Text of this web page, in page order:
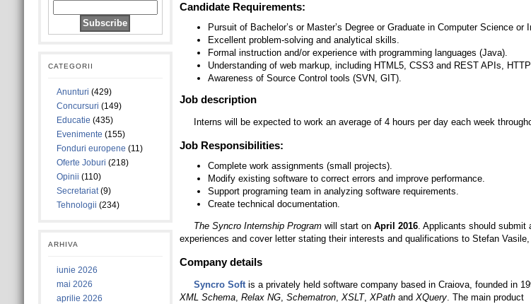
CATEGORII
Anunturi (429)
Concursuri (149)
Educatie (435)
Evenimente (155)
Fonduri europene (11)
Oferte Joburi (218)
Opinii (110)
Secretariat(9)
Tehnologii (234)
ARHIVA
iunie 2026
mai 2026
aprilie 2026
Candidate Requirements:
Pursuit of Bachelor’s or Master’s Degree or Graduate in Computer Science or
Excellent problem-solving and analytical skills.
Formal instruction and/or experience with programming languages (Java).
Understanding of web markup, including HTML5, CSS3 and REST APIs,
Awareness of Source Control tools (SVN, GIT).
Job description
Interns will be expected to work an average of 4 hours per day each week
Job Responsibilities:
Complete work assignments (small projects).
Modify existing software to correct errors and improve performance.
Support programing team in analyzing software requirements.
Create technical documentation.
The Syncro Internship Programwill start on April 2016. Applicants should submit
experiences and cover letter stating their interests and qualifications to Stefan Vasile,
Company details
Syncro Softis a privately held software company based in Craiova, founded in
XML Schema, Relax NG, Schematron, XSLT, XPathand XQuery. The main product